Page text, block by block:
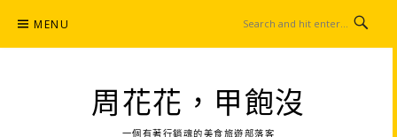
content
MENU
周花花，甲飽沒
一個有著行銷魂的美食旅遊部落客